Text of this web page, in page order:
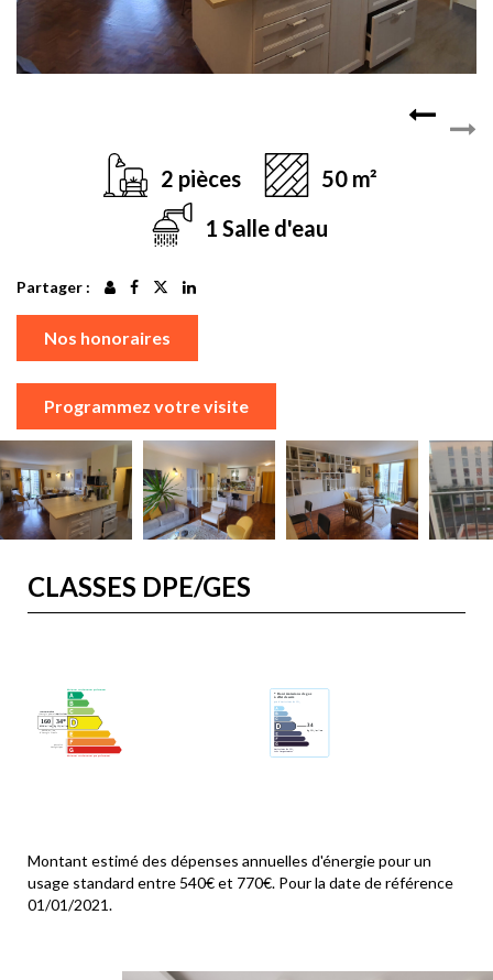
2 pièces
50 m²
1 Salle d'eau
Partager :
Nos honoraires
Programmez votre visite
CLASSES DPE/GES
Montant estimé des dépenses annuelles d'énergie pour un
usage standard entre 540€ et 770€. Pour la date de référence
01/01/2021.